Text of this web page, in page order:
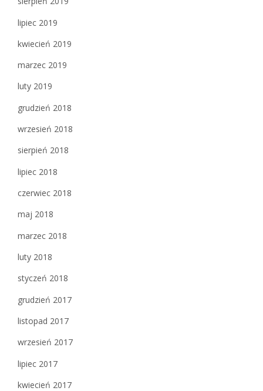
lipiec 2019
kwiecień 2019
marzec 2019
luty 2019
grudzień 2018
wrzesień 2018
sierpień 2018
lipiec 2018
czerwiec 2018
maj 2018
marzec 2018
luty 2018
styczeń 2018
grudzień 2017
listopad 2017
wrzesień 2017
lipiec 2017
kwiecień 2017